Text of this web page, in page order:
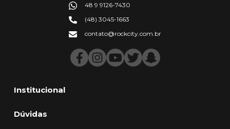
Institucional
Dúvidas
48 9 9126-7430
(48) 3045-1663
contato@rockcity.com.br